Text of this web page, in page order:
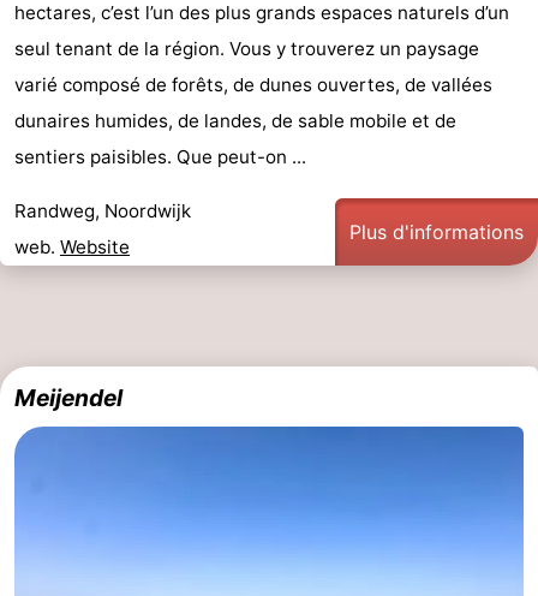
hectares, c’est l’un des plus grands espaces naturels d’un
seul tenant de la région. Vous y trouverez un paysage
varié composé de forêts, de dunes ouvertes, de vallées
dunaires humides, de landes, de sable mobile et de
sentiers paisibles. Que peut-on ...
Randweg, Noordwijk
web. Website
Plus d'informations
Meijendel